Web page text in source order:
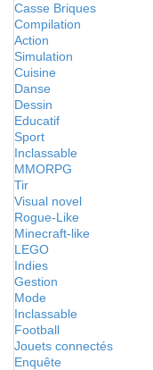
Casse Briques
Compilation
Action
Simulation
Cuisine
Danse
Dessin
Educatif
Sport
Inclassable
MMORPG
Tir
Visual novel
Rogue-Like
Minecraft-like
LEGO
Indies
Gestion
Mode
Inclassable
Football
Jouets connectés
Enquête